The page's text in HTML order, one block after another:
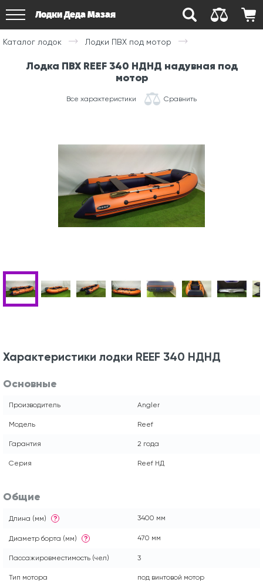
Лодки Деда Мазая
Каталог лодок Лодки ПВХ под мотор
Лодка ПВХ REEF 340 НДНД надувная под
мотор
Все характеристики Сравнить
Характеристики лодки REEF 340 НДНД
Основные
Производитель Angler
Модель Reef
Гарантия 2 года
Серия Reef НД
Общие
Длина (мм) ? 3400 мм
Диаметр борта (мм) ? 470 мм
Пассажировместимость (чел) 3
Тип мотора под винтовой мотор